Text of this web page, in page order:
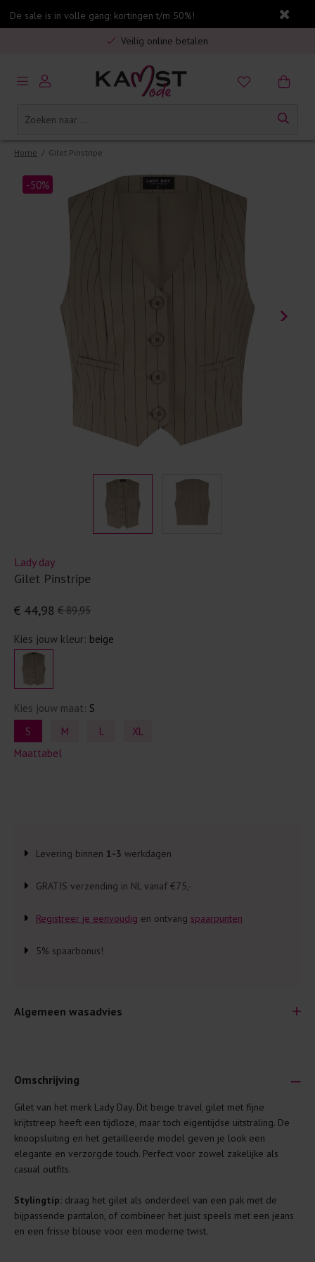
De sale is in volle gang: kortingen t/m 50%!
Gratis verzending in Nederland vanaf €75,-
Veilig online betalen
5% spaarbonus op jouw aankoop
Gratis verzending in Nederland vanaf €75,-
Home / Gilet Pinstripe
-50%
Lady day
Gilet Pinstripe
€ 89,95
€ 44,98
Kies jouw kleur: beige
Kies jouw maat: S
S
M L
XL
Maattabel
Levering binnen 1-3 werkdagen
GRATIS verzending in NL vanaf €75,-
Registreer je eenvoudig en ontvang spaarpunten
5% spaarbonus!
Algemeen wasadvies
Je wilt natuurlijk lang plezier hebben van je nieuwe kleding.
Daarom geven wij een aantal algemene was-tips:
Lees altijd eerst even het was-etiket.
buitenkant.
Wees zuinig met wasmiddel. Per kledingstuk is een drupje
genoeg.
Omschrijving
Gilet van het merk Lady Day. Dit beige travel gilet met fijne
krijtstreep heeft een tijdloze, maar toch eigentijdse uitstraling. De
knoopsluiting en het getailleerde model geven je look een
elegante en verzorgde touch. Perfect voor zowel zakelijke als
casual outfits.
Stylingtip: draag het gilet als onderdeel van een pak met de
bijpassende pantalon, of combineer het juist speels met een jeans
en een frisse blouse voor een moderne twist.